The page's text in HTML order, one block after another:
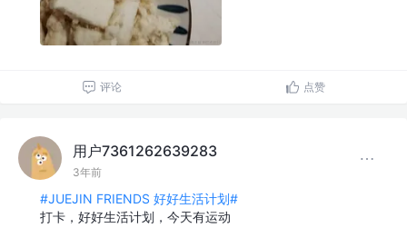
评论 点赞
用户7361262639283
3年前
#JUEJIN FRIENDS 好好生活计划#
打卡，好好生活计划，今天有运动